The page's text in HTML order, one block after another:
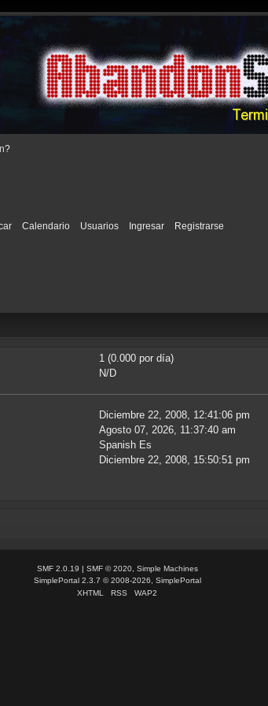
?
Calendario Usuarios Ingresar Registrarse
1 (0.000 por día)
N/D
Diciembre 22, 2008, 12:41:06 pm
Agosto 07, 2026, 11:37:40 am
Spanish Es
Diciembre 22, 2008, 15:50:51 pm
SMF 2.0.19 | SMF © 2020, Simple Machines
SimplePortal 2.3.7 © 2008-2026, SimplePortal
XHTML
RSS WAP2